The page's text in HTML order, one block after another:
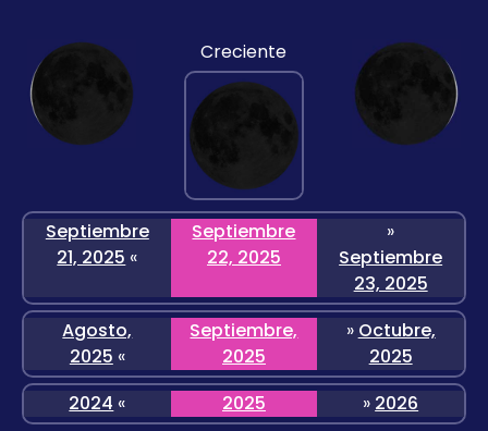
Creciente
Septiembre
21, 2025 «
Septiembre
22, 2025
»
Septiembre
23, 2025
Agosto,
2025 «
Septiembre,
2025
» Octubre,
2025
2024 « 2025 » 2026